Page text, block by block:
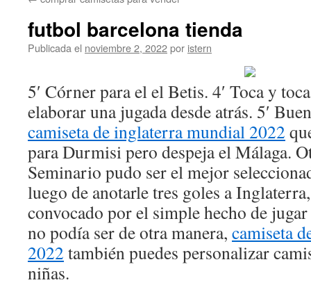
futbol barcelona tienda
Publicada el noviembre 2, 2022por istern
5′ Córner para el el Betis. 4′ Toca y
elaborar una jugada desde atrás. 5′
camiseta de inglaterra mundial 2022
para Durmisi pero despeja el Málaga.
Seminario pudo ser el mejor
luego de anotarle tres goles a
convocado por el simple hecho de
no podía ser de otra manera, camiseta
2022 también puedes personalizar
niñas.